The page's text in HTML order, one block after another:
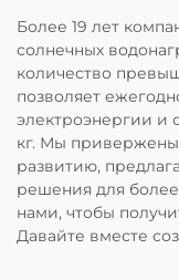
Более 19 лет
солнечных
количество
позволяет
электроэнергии и
кг. Мы
развитию,
решения для
нами, чтобы
Давайте вместе